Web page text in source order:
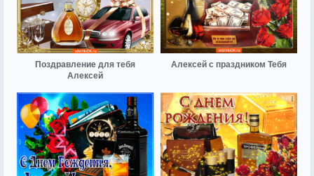
Поздравление для тебя
Алексей
Алексей с праздником Тебя